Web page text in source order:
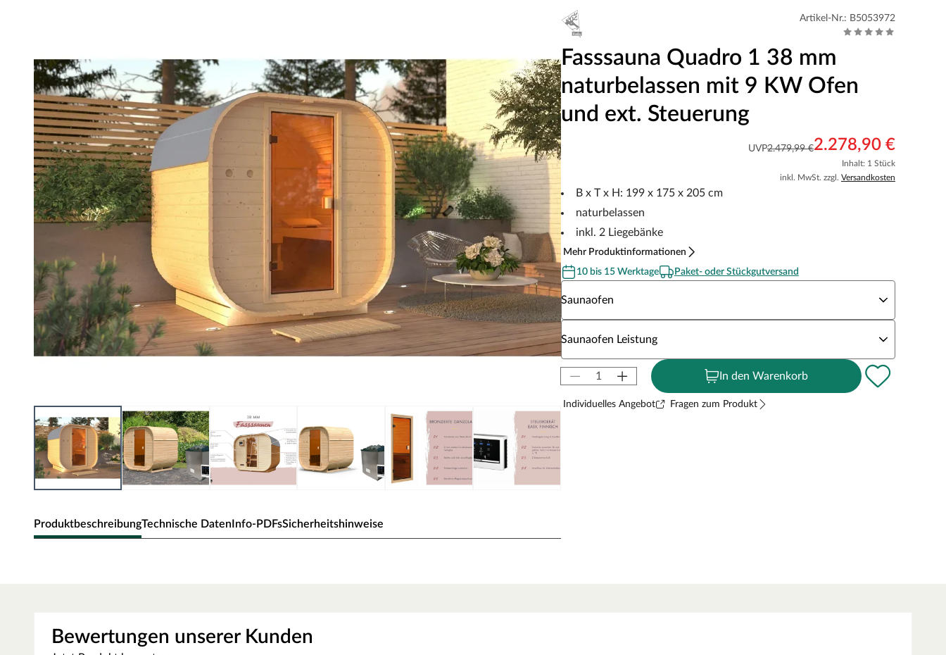
ProduktbeschreibungTechnische DatenInfo-PDFsSicherheitshinweise
Fasssaunen ziehen mit ihrer außergewöhnlichen Optik nicht nur alle Blicke auf sich, sondern bieten auch
hervorragende technische Eigenschaften. Die runde Form ermöglicht eine optimale Luft- und
Artikel-Nr.: B5053972
Fasssauna Quadro 1 38 mm
naturbelassen mit 9 KW Ofen
und ext. Steuerung
UVP2.479,99 €2.278,90 €
Inhalt: 1 Stück
inkl. MwSt. zzgl. Versandkosten
B x T x H: 199 x 175 x 205 cm
naturbelassen
inkl. 2 Liegebänke
Mehr Produktinformationen
10 bis 15 Werktage
Paket- oder Stückgutversand
Wähle eine Saunaofen
Saunaofen
Wähle eine Saunaofen Leistung
Saunaofen Leistung
In den Warenkorb
Individuelles Angebot Fragen zum Produkt
Bewertungen unserer Kunden